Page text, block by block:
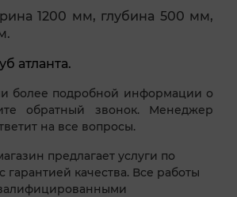
1200 мм, глубина 500 мм,
атланта.
более подробной информации о
обратный звонок. Менеджер
на все вопросы.
предлагает услуги по
гарантией качества. Все работы